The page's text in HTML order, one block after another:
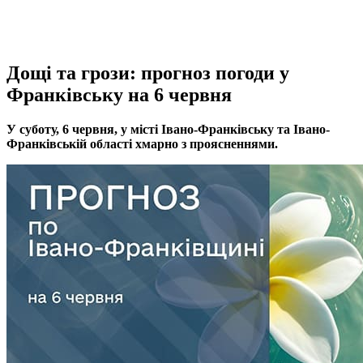
Дощі та грози: прогноз погоди у
Франківську на 6 червня
У суботу, 6 червня, у місті Івано-Франківську та Івано-
Франківській області хмарно з проясненнями.